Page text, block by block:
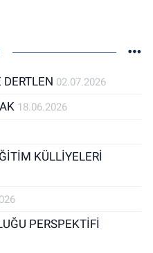
DERTLEN 02.07.2026
18.06.2026
KÜLLİYELERİ
PERSPEKTİFİ